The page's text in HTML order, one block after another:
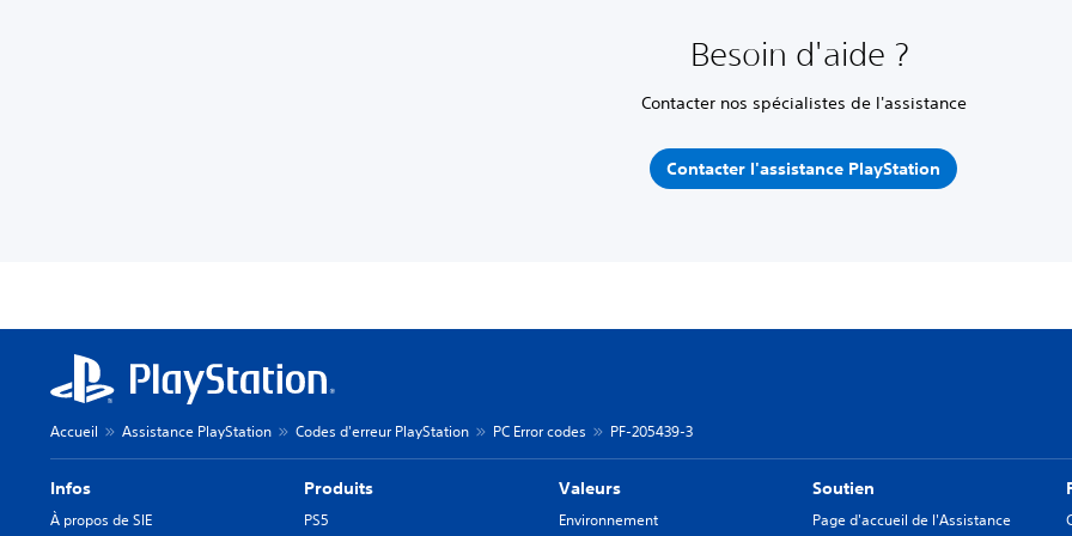
Besoin d'aide ?
Contacter nos spécialistes de l'assistance
Contacter l'assistance PlayStation
Accueil Assistance PlayStation Codes d'erreur PlayStation PC Error codes PF-205439-3
Infos
À propos de SIE
Produits
PS5
Valeurs
Environnement
Soutien
Page d'accueil de l'Assistance